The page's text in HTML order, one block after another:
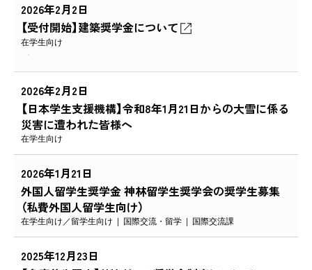
2026年2月2日
【受付開始】建築奨学金について
在学生向け
2026年2月2日
【日本学生支援機構】令和8年1月21日からの大雪に係る
災害に遭われた皆様へ
在学生向け
2026年1月21日
外国人留学生奨学金 神林留学生奨学会の奨学生募集
（私費外国人留学生向け）
在学生向け 留学生向け 国際交流・留学 国際交流課
2025年12月23日